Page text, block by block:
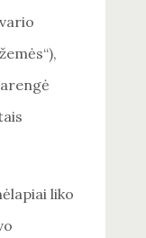
liko